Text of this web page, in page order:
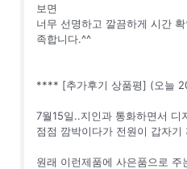
보면
너무 선명하고 깔끔하게 시간
족합니다.^^
**** [추가후기 상품평] (오늘
7월15일..지인과 통화하면서 디
점점 깜박이다가 전원이 갑자기
원래 이런제품에 사은품으로 주